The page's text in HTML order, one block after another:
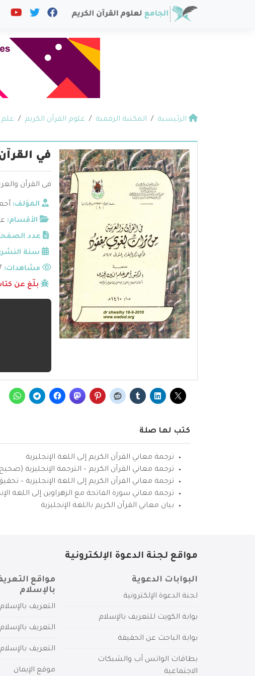
الرئيسية المكتبة الرقمية علوم القرآن الكريم علم
في
فى القرآن
المؤلف:
الأقسام:
عدد
سنة النشر:
مشاهدات:
بلّغ عن
كتب لها صلة
ترجمة معاني القرآن الكريم إلى اللغة الإنجليزية
ترجمة معاني القرآن الكريم – الترجمة الإنجليزية (صحيح
ترجمة معاني القرآن الكريم إلى اللغة الإنجليزية –
ترجمة معاني سورة الفاتحة مع الزهراوين إلى اللغة
بيان معاني القرآن الكريم باللغة الإنجليزية
مواقع لجنة الدعوة الإلكترونية
البوابات الدعوية
لجنة الدعوة الإلكترونية
بوابة الكويت للتعريف بالإسلام
بوابة الباحث عن الحقيقة
بطاقات الواتس آب والشبكات
الاجتماعية
مواقع
بالإسلام
التعريف
التعريف
التعريف
موقع الإيمان